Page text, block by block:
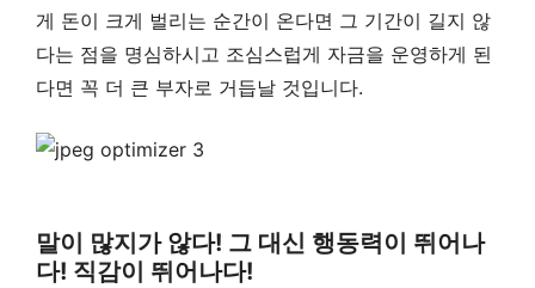
게 돈이 크게 벌리는 순간이 온다면 그 기간이 길지 않
다는 점을 명심하시고 조심스럽게 자금을 운영하게 된
다면 꼭 더 큰 부자로 거듭날 것입니다.
말이 많지가 않다! 그 대신 행동력이 뛰어나
다! 직감이 뛰어나다!